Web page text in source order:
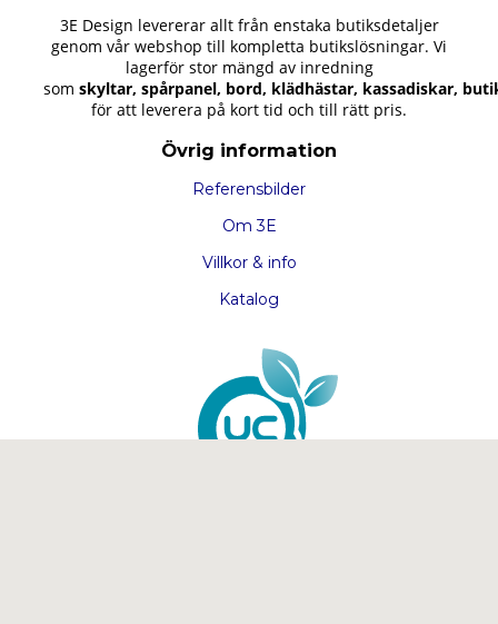
3E Design levererar allt från enstaka butiksdetaljer
genom vår webshop till kompletta butikslösningar. Vi
lagerför stor mängd av inredning
som skyltar, spårpanel, bord, klädhästar, kassadiskar,
för att leverera på kort tid och till rätt pris.
Övrig information
Referensbilder
Om 3E
Villkor & info
Katalog